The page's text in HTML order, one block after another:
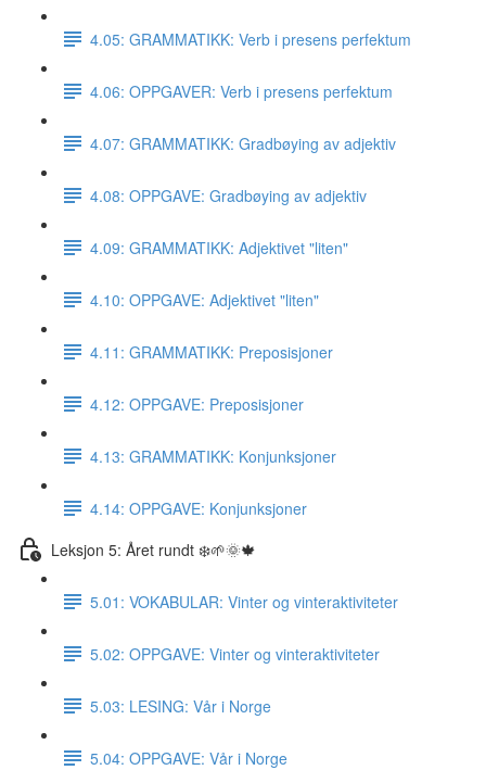
4.05: GRAMMATIKK: Verb i presens perfektum
4.06: OPPGAVER: Verb i presens perfektum
4.07: GRAMMATIKK: Gradbøying av adjektiv
4.08: OPPGAVE: Gradbøying av adjektiv
4.09: GRAMMATIKK: Adjektivet "liten"
4.10: OPPGAVE: Adjektivet "liten"
4.11: GRAMMATIKK: Preposisjoner
4.12: OPPGAVE: Preposisjoner
4.13: GRAMMATIKK: Konjunksjoner
4.14: OPPGAVE: Konjunksjoner
Leksjon 5: Året rundt ❄️🌱🌞🍁
5.01: VOKABULAR: Vinter og vinteraktiviteter
5.02: OPPGAVE: Vinter og vinteraktiviteter
5.03: LESING: Vår i Norge
5.04: OPPGAVE: Vår i Norge